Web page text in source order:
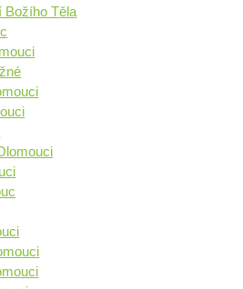
Božího Těla